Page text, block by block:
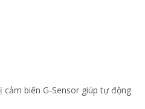
cảm biến G-Sensor giúp tự động